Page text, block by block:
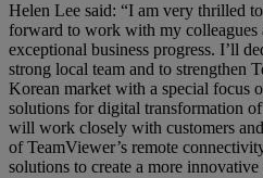
Helen Lee said: “I am very thrilled
forward to work with my colleagues
exceptional business progress. I’ll
strong local team and to strengthen
Korean market with a special focus
solutions for digital transformation
will work closely with customers
of TeamViewer’s remote
solutions to create a more